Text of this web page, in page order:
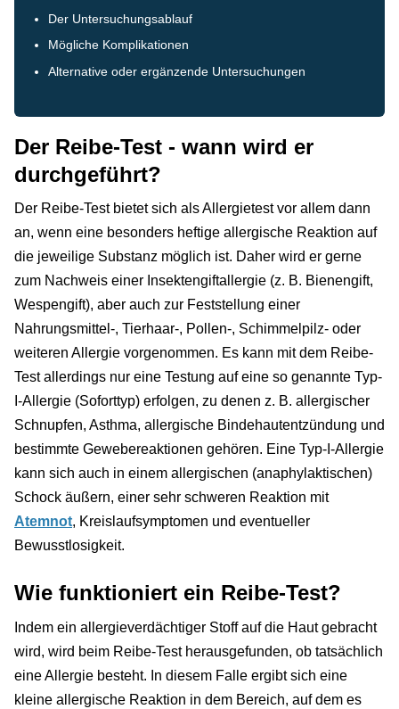
Der Untersuchungsablauf
Mögliche Komplikationen
Alternative oder ergänzende Untersuchungen
Der Reibe-Test - wann wird er
durchgeführt?
Der Reibe-Test bietet sich als Allergietest vor allem dann
an, wenn eine besonders heftige allergische Reaktion auf
die jeweilige Substanz möglich ist. Daher wird er gerne
zum Nachweis einer Insektengiftallergie (z. B. Bienengift,
Wespengift), aber auch zur Feststellung einer
Nahrungsmittel-, Tierhaar-, Pollen-, Schimmelpilz- oder
weiteren Allergie vorgenommen. Es kann mit dem Reibe-
Test allerdings nur eine Testung auf eine so genannte Typ-
I-Allergie (Soforttyp) erfolgen, zu denen z. B. allergischer
Schnupfen, Asthma, allergische Bindehautentzündung und
bestimmte Gewebereaktionen gehören. Eine Typ-I-Allergie
kann sich auch in einem allergischen (anaphylaktischen)
Schock äußern, einer sehr schweren Reaktion mit
Atemnot, Kreislaufsymptomen und eventueller
Bewusstlosigkeit.
Wie funktioniert ein Reibe-Test?
Indem ein allergieverdächtiger Stoff auf die Haut gebracht
wird, wird beim Reibe-Test herausgefunden, ob tatsächlich
eine Allergie besteht. In diesem Falle ergibt sich eine
kleine allergische Reaktion in dem Bereich, auf dem es